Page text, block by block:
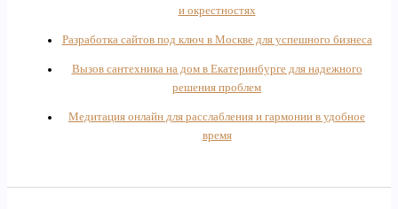
и окрестностях
Разработка сайтов под ключ в Москве для успешного бизнеса
Вызов сантехника на дом в Екатеринбурге для надежного
решения проблем
Медитация онлайн для расслабления и гармонии в удобное
время